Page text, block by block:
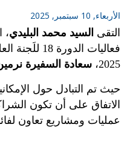
الأربعاء, 10 سبتمبر, 2025
التقى السيد محمد البليدي،
فعاليات الدورة 18 للَجنة
2025، سعادة السفيرة
حيث تم التبادل حول
الاتفاق على أن تكون
عمليات ومشاريع تعاون